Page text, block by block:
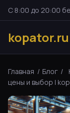
С 8:00 до 20:00
kopator.ru
Главная / Блог /
цены и выбор |